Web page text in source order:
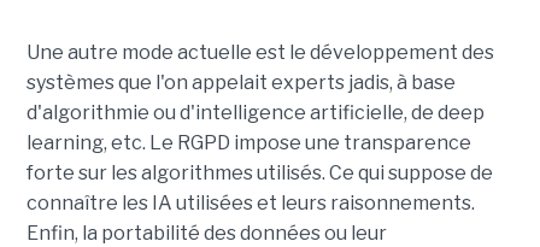
Une autre mode actuelle est le développement des
systèmes que l'on appelait experts jadis, à base
d'algorithmie ou d'intelligence artificielle, de deep
learning, etc. Le RGPD impose une transparence
forte sur les algorithmes utilisés. Ce qui suppose de
connaître les IA utilisées et leurs raisonnements.
Enfin, la portabilité des données ou leur